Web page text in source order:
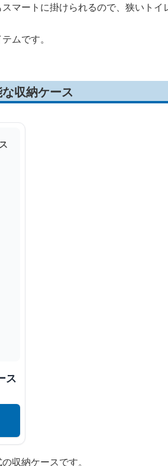
マートに掛けられるので、狭いト
ムです。
収納ケース
ス
収納ケースです。